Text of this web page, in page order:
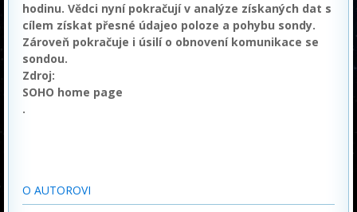
hodinu. Vědci nyní pokračují v analýze získaných dat s
cílem získat přesné údajeo poloze a pohybu sondy.
Zároveň pokračuje i úsilí o obnovení komunikace se
sondou.
Zdroj:
SOHO home page
.
O AUTOROVI